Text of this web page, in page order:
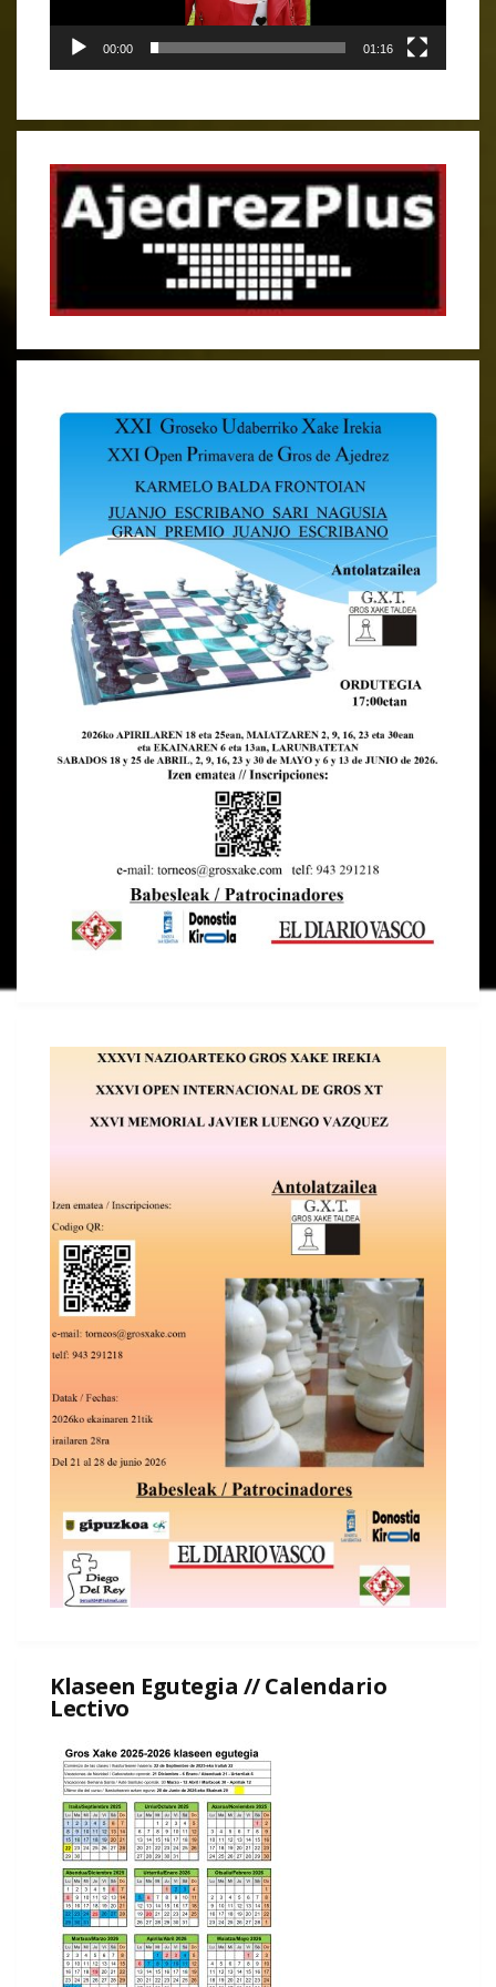
00:00 01:16
Klaseen Egutegia // Calendario
Lectivo